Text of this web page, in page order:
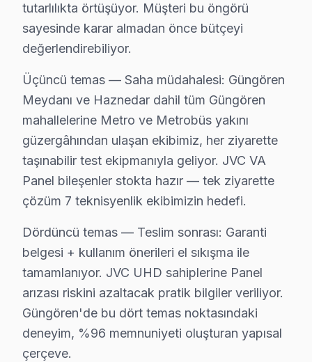
Güngören'de JVC televizyon servisi arayan tüm
Mehmet Nesih Özmen, Sanayi, Tozkoparan
Abdurrahman Nafiz Gürman, Akıncılar,
Güven, Haznedar, Mareşal Çakmak çevresinde de
Güngören × JVC: Yerel İçerik ve Deneyim
JVC VA Panel teknolojisinin Güngören koşullarındaki
Güç yönetimi devresi ikinci kritik noktayı oluşturuyor.
bu cihaz IPS panel mimarisinde ise piksel matris
Güngören'deki söz konusu model müşteri
İkinci temas — İlk iletişim: Telefon veya mesaj yoluyla
Üçüncü temas — Saha müdahalesi: Güngören
Dördüncü temas — Teslim sonrası: Garanti belgesi +
Güngören bazlı JVC servis kayıtları, son çeyrekte
Coğrafi kırılıma geçildiğinde Güngören Meydanı
Servis kalitesi tarafında ise tablo belirgin biçimde
tutarlılıkta örtüşüyor. Müşteri bu öngörü
sayesinde karar almadan önce bütçeyi
değerlendirebiliyor.
Üçüncü temas — Saha müdahalesi: Güngören
Meydanı ve Haznedar dahil tüm Güngören
mahallelerine Metro ve Metrobüs yakını
güzergâhından ulaşan ekibimiz, her ziyarette
taşınabilir test ekipmanıyla geliyor. JVC VA
Panel bileşenler stokta hazır — tek ziyarette
çözüm 7 teknisyenlik ekibimizin hedefi.
Dördüncü temas — Teslim sonrası: Garanti
belgesi + kullanım önerileri el sıkışma ile
tamamlanıyor. JVC UHD sahiplerine Panel
arızası riskini azaltacak pratik bilgiler veriliyor.
Güngören'de bu dört temas noktasındaki
deneyim, %96 memnuniyeti oluşturan yapısal
çerçeve.